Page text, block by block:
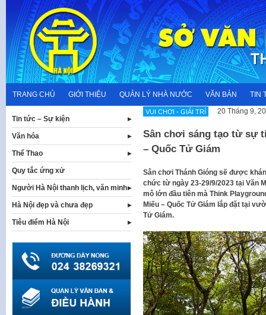
content
TRANG CHỦ GIỚI THIỆU QUẢN LÝ NHÀ NƯỚC VĂN BẢN TIN
VUI CHƠI - GIẢI TRÍ 20 Tháng 9,
Sân chơi sáng tạo từ sự
– Quốc Tử Giám
Sân chơi Thánh Gióng sẽ được
chức từ ngày 23-29/9/2023 tại Văn
mô lớn đầu tiên mà Think
Miếu – Quốc Tử Giám lắp đặt tại
Tử Giám.
Tin tức – Sự kiện
Văn hóa
Thể Thao
Quy tắc ứng xử
Người Hà Nội thanh lịch, văn minh
Hà Nội đẹp và chưa đẹp
Tiêu điểm Hà Nội